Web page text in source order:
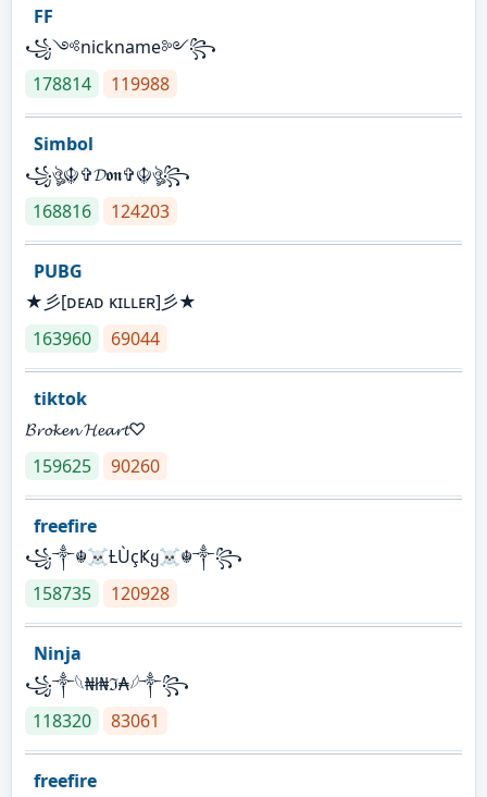
FF
꧁༺nickname༻꧂
178814
119988
Simbol
꧁ঔৣ☬✞𝓓𝖔𝖓✞☬ঔৣ꧂
168816
124203
PUBG
★彡[ᴅᴇᴀᴅ ᴋɪʟʟᴇʀ]彡★
163960
69044
tiktok
𝓑𝓻𝓸𝓴𝓮𝓷 𝓗𝓮𝓪𝓻𝓽♡
159625
90260
freefire
꧁༒☬☠Ƚ︎ÙçҜყ☠︎☬༒꧂
158735
120928
Ninja
꧁⁣༒𓆩₦ł₦ℑ₳𓆪༒꧂
118320
83061
freefire